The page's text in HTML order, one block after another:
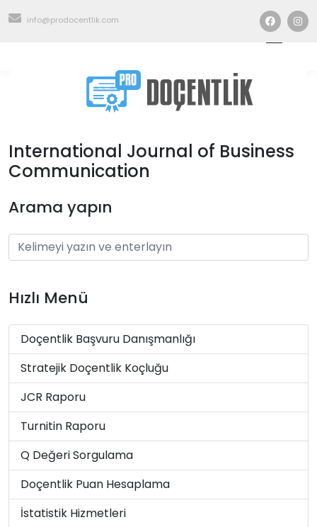
info@prodocentlik.com
International Journal of Business
Communication
Arama yapın
Hızlı Menü
Doçentlik Başvuru Danışmanlığı
Stratejik Doçentlik Koçluğu
JCR Raporu
Turnitin Raporu
Q Değeri Sorgulama
Doçentlik Puan Hesaplama
İstatistik Hizmetleri